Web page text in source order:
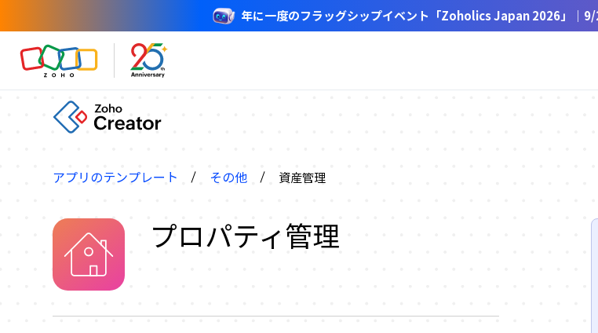
年に一度のフラッグシップイベント「Zoholics Japan 2026」｜
アプリのテンプレート その他 資産管理
プロパティ管理